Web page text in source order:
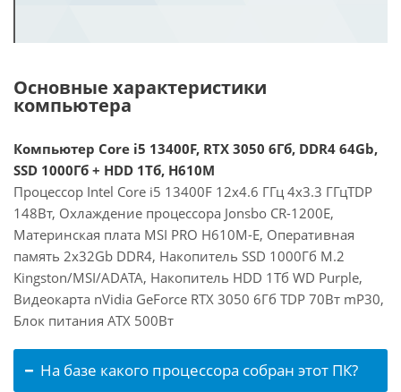
Основные характеристики
компьютера
Компьютер Core i5 13400F, RTX 3050 6Гб, DDR4 64Gb,
SSD 1000Гб + HDD 1Тб, H610M
Процессор Intel Core i5 13400F 12x4.6 ГГц 4x3.3 ГГцTDP
148Вт, Охлаждение процессора Jonsbo CR-1200E,
Материнская плата MSI PRO H610M-E, Оперативная
память 2x32Gb DDR4, Накопитель SSD 1000Гб M.2
Kingston/MSI/ADATA, Накопитель HDD 1Тб WD Purple,
Видеокарта nVidia GeForce RTX 3050 6Гб TDP 70Вт mP30,
Блок питания ATX 500Вт
На базе какого процессора собран этот ПК?